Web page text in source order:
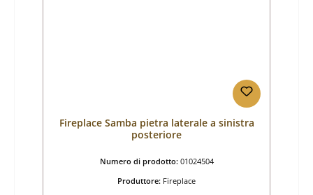
Fireplace Samba pietra laterale a sinistra
posteriore
Numero di prodotto: 01024504
Produttore: Fireplace